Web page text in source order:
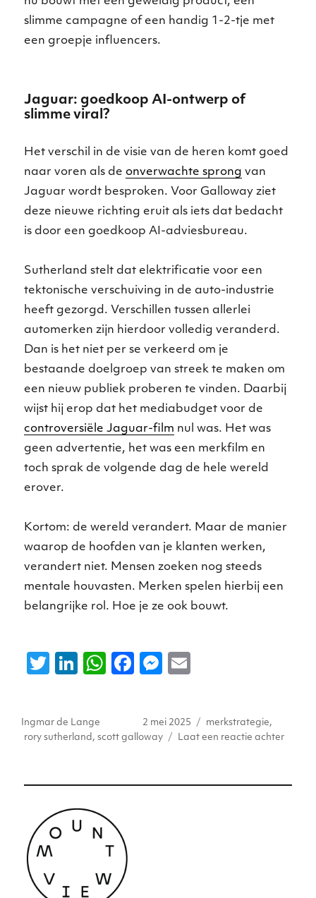
slimme campagne of een handig 1-2-tje met
een groepje influencers.
Jaguar: goedkoop AI-ontwerp of
slimme viral?
Het verschil in de visie van de heren komt goed
naar voren als de onverwachte sprong van
Jaguar wordt besproken. Voor Galloway ziet
deze nieuwe richting eruit als iets dat bedacht
is door een goedkoop AI-adviesbureau.
Sutherland stelt dat elektrificatie voor een
tektonische verschuiving in de auto-industrie
heeft gezorgd. Verschillen tussen allerlei
automerken zijn hierdoor volledig veranderd.
Dan is het niet per se verkeerd om je
bestaande doelgroep van streek te maken om
een ​​nieuw publiek proberen te vinden. Daarbij
wijst hij erop dat het mediabudget voor de
controversiële Jaguar-film nul was. Het was
geen advertentie, het was een merkfilm en
toch sprak de volgende dag de hele wereld
erover.
Kortom: de wereld verandert. Maar de manier
waarop de hoofden van je klanten werken,
verandert niet. Mensen zoeken nog steeds
mentale houvasten. Merken spelen hierbij een
belangrijke rol. Hoe je ze ook bouwt.
T
te
Li
e
W
ts
F
e
M
e
l
Auteur
Ingmar de Lange
Geplaatst
op
2 mei 2025 Tags
merkstrategie,
rory sutherland ,scott galloway Laat een reactie achterop